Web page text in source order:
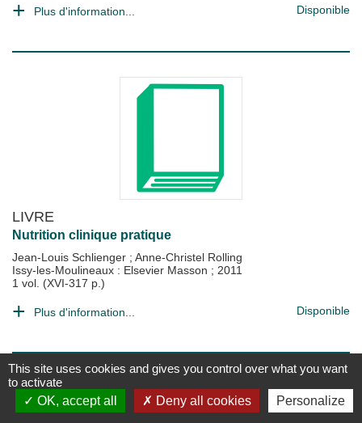
Plus d'information... Disponible
LIVRE
Nutrition clinique pratique
Jean-Louis Schlienger ; Anne-Christel Rolling
Issy-les-Moulineaux : Elsevier Masson ; 2011
1 vol. (XVI-317 p.)
Plus d'information... Disponible
This site uses cookies and gives you control over what you want
to activate
OK, accept all
Deny all cookies Personalize